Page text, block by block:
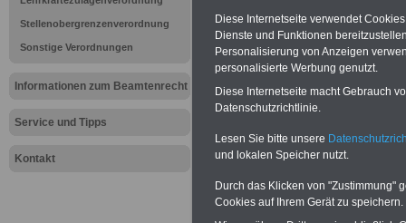
Stellenobergrenzenverordnung
Sonstige Verordnungen
Informationen zum Beamtenrecht
Service und Tipps
Kontakt
Brandenburg
Diese Internetseite verwendet
Dienste und Funktionen
Personalisierung von Anzeigen
personalisierte Werbung genutzt.
Diese Internetseite macht Gebrauch
Datenschutzrichtlinie.
Lesen Sie bitte unsere
und lokalen Speicher nutzt.
Durch das Klicken von "Zustimmung"
Cookies auf Ihrem Gerät zu speichern.